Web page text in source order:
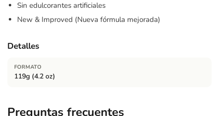
Sin edulcorantes artificiales
New & Improved (Nueva fórmula mejorada)
Detalles
FORMATO
119g (4.2 oz)
Preguntas frecuentes